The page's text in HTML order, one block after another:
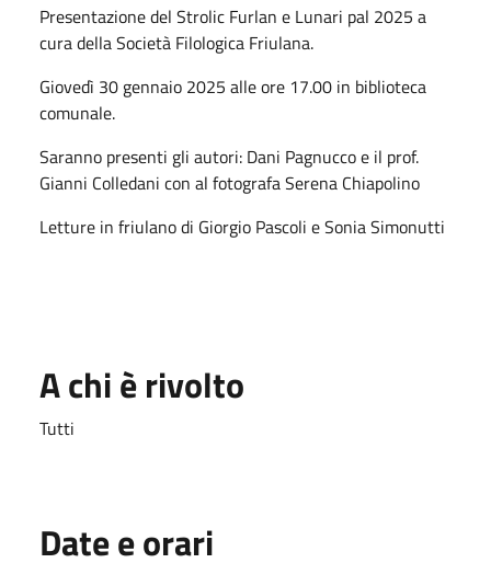
Presentazione del Strolic Furlan e Lunari pal 2025 a
cura della Società Filologica Friulana.
Giovedì 30 gennaio 2025 alle ore 17.00 in biblioteca
comunale.
Saranno presenti gli autori: Dani Pagnucco e il prof.
Gianni Colledani con al fotografa Serena Chiapolino
Letture in friulano di Giorgio Pascoli e Sonia Simonutti
A chi è rivolto
Tutti
Date e orari